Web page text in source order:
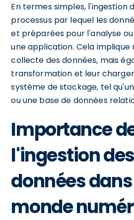
En termes simples, l'ingestion
processus par lequel les
et préparées pour l'analyse
une application. Cela implique
collecte des données, mais
transformation et leur
système de stockage, tel
ou une base de données
Importance
l'ingestion des
données
monde